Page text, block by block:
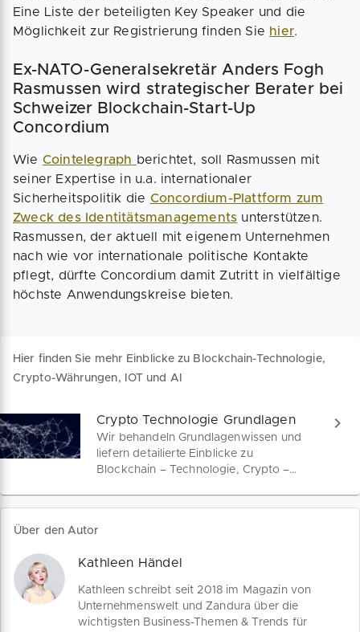
Eine Liste der beteiligten Key Speaker und die
Möglichkeit zur Registrierung finden Sie hier.
Ex-NATO-Generalsekretär Anders Fogh
Rasmussen wird strategischer Berater bei
Schweizer Blockchain-Start-Up
Concordium
Wie Cointelegraph berichtet, soll Rasmussen mit
seiner Expertise in u.a. internationaler
Sicherheitspolitik die Concordium-Plattform zum
Zweck des Identitätsmanagements unterstützen.
Rasmussen, der aktuell mit eigenem Unternehmen
nach wie vor internationale politische Kontakte
pflegt, dürfte Concordium damit Zutritt in vielfältige
höchste Anwendungskreise bieten.
Hier finden Sie mehr Einblicke zu Blockchain-Technologie,
Crypto-Währungen, IOT und AI
Crypto Technologie Grundlagen
Wir behandeln Grundlagenwissen und
liefern detailierte Einblicke zu
Blockchain – Technologie, Crypto –
Über den Autor
Kathleen Händel
Kathleen schreibt seit 2018 im Magazin von
Unternehmenswelt und Zandura über die
wichtigsten Business-Themen & Trends für